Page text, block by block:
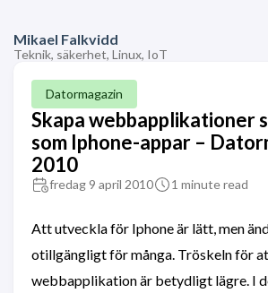
Mikael Falkvidd
Teknik, säkerhet, Linux, IoT
Datormagazin
Skapa webbapplikationer
som Iphone-appar –
2010
fredag 9 april 2010 1 minute read
Att utveckla för Iphone är lätt, men
otillgängligt för många. Tröskeln för
webbapplikation är betydligt lägre. I